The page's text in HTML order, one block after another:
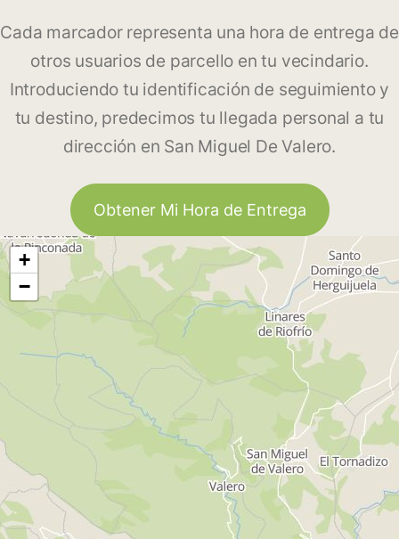
Cada marcador representa una hora de entrega de
otros usuarios de parcello en tu vecindario.
Introduciendo tu identificación de seguimiento y
tu destino, predecimos tu llegada personal a tu
dirección en San Miguel De Valero.
Obtener Mi Hora de Entrega
+
−